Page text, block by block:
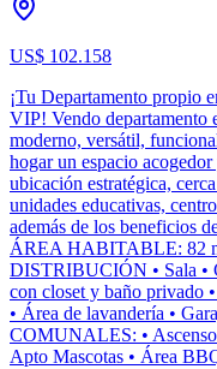
US$ 102.158
¡Tu Departamento propio
VIP! Vendo departamento
moderno, versátil,
hogar un espacio
ubicación estratégica,
unidades educativas,
además de los beneficios
ÁREA HABITABLE: 82
DISTRIBUCIÓN • Sala •
con closet y baño privado
• Área de lavandería •
COMUNALES: •
Apto Mascotas • Área